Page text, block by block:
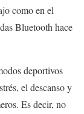
como en el
Bluetooth hace
deportivos
el descanso y
Es decir, no